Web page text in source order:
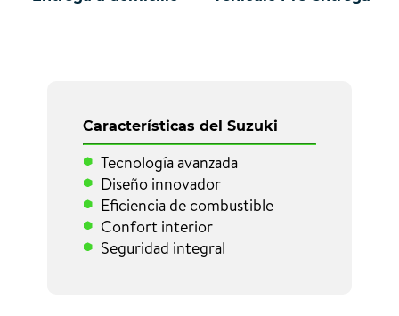
Características del Suzuki
Tecnología avanzada
Diseño innovador
Eficiencia de combustible
Confort interior
Seguridad integral